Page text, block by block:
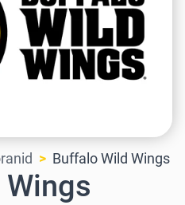
Buffalo Wild Wings